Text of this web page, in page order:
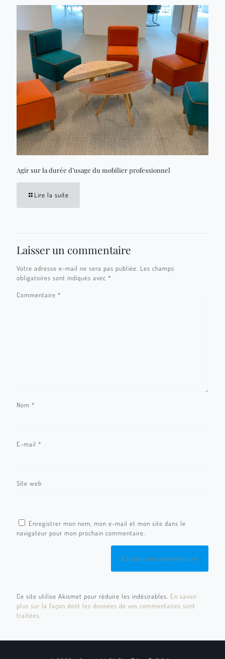
Agir sur la durée d’usage du mobilier professionnel
Lire la suite
Laisser un commentaire
Votre adresse e-mail ne sera pas publiée. Les champs
obligatoires sont indiqués avec *
Commentaire *
Nom *
E-mail *
Site web
Enregistrer mon nom, mon e-mail et mon site dans le
navigateur pour mon prochain commentaire.
Ce site utilise Akismet pour réduire les indésirables. En savoir
plus sur la façon dont les données de vos commentaires sont
traitées